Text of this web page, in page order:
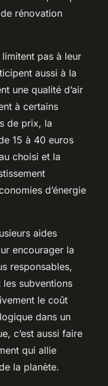
rénovation
pas à leur
aussi à la
une qualité d’air
à certains
de prix, la
15 à 40 euros
choisi et la
d’énergie
aides
encourager la
responsables,
les subventions
le coût
dans un
c’est aussi faire
qui allie
la planète.